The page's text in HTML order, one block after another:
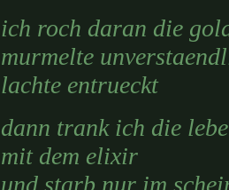
ich roch daran die
murmelte
lachte entrueckt
dann trank ich die
mit dem elixir
und starb nur im